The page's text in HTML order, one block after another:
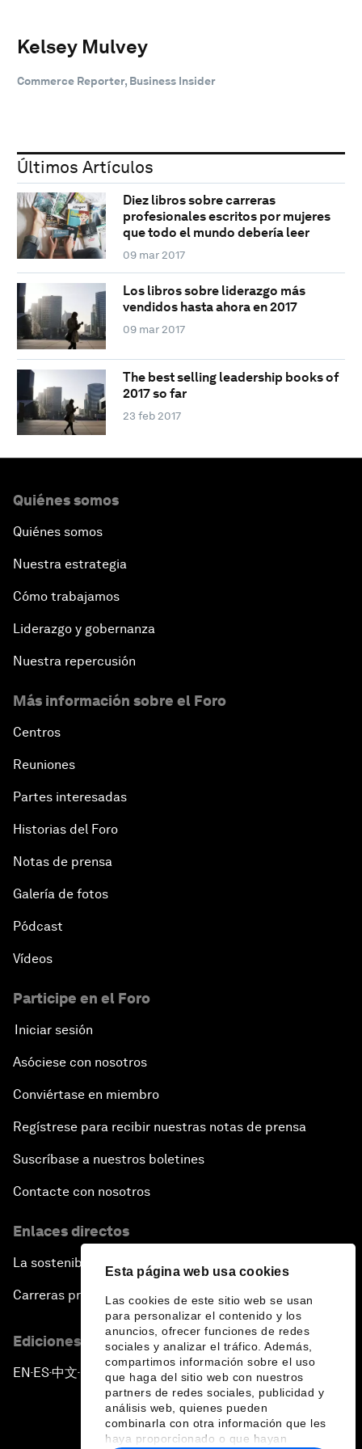
Esta página web usa cookies
Las cookies de este sitio web se usan
para personalizar el contenido y los
anuncios, ofrecer funciones de redes
sociales y analizar el tráfico. Además,
compartimos información sobre el uso
que haga del sitio web con nuestros
partners de redes sociales, publicidad y
análisis web, quienes pueden
combinarla con otra información que les
haya proporcionado o que hayan
Kelsey Mulvey
Commerce Reporter, Business Insider
Últimos Artículos
Diez libros sobre carreras
profesionales escritos por mujeres
que todo el mundo debería leer
09 mar 2017
Los libros sobre liderazgo más
vendidos hasta ahora en 2017
09 mar 2017
The best selling leadership books of
2017 so far
23 feb 2017
Quiénes somos
Quiénes somos
Nuestra estrategia
Cómo trabajamos
Liderazgo y gobernanza
Nuestra repercusión
Más información sobre el Foro
Centros
Reuniones
Partes interesadas
Historias del Foro
Notas de prensa
Galería de fotos
Pódcast
Vídeos
Participe en el Foro
Iniciar sesión
Asóciese con nosotros
Conviértase en miembro
Regístrese para recibir nuestras notas de prensa
Suscríbase a nuestros boletines
Contacte con nosotros
Enlaces directos
La sostenibilidad en el Foro
Carreras profesionales
Ediciones en otros idiomas
EN ▪ES▪中文▪ 日本語